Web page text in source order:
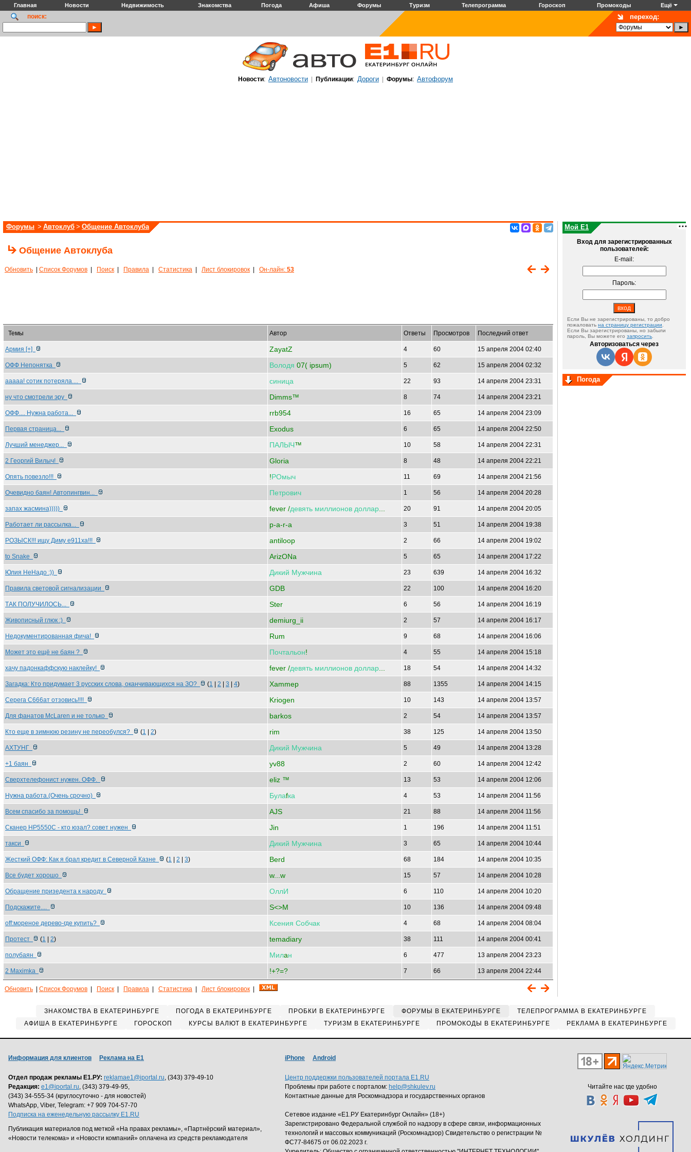
Главная Новости Недвижимость Знакомства Погода Афиша Форумы Туризм Телепрограмма Гороскоп Промокоды Ещё
поиск: переход:
Новости: Автоновости Публикации: Дороги Форумы: Автофорум
Форумы > Автоклуб > Общение Автоклуба
Общение Автоклуба
Обновить Список Форумов Поиск Правила Статистика Лист блокировок Он-лайн: 53
Темы Автор Ответы Просмотров Последний ответ
Армия [+] ZayatZ 4 60 15 апреля 2004 02:40
ОФФ Непонятка Володя 07( ipsum) 5 62 15 апреля 2004 02:32
ааааа! сотик потеряла.... синица 22 93 14 апреля 2004 23:31
ну что смотрели эру Dimms™ 8 74 14 апреля 2004 23:21
ОФФ.... Нужна работа... rrb954 16 65 14 апреля 2004 23:09
Первая страница... Exodus 6 65 14 апреля 2004 22:50
Лучший менеджер... ПАЛЫЧ™ 10 58 14 апреля 2004 22:31
2 Георгий Вилыч! Gloria 8 48 14 апреля 2004 22:21
Опять повезло!!! !РОмыч 11 69 14 апреля 2004 21:56
Очевидно баян! Автопингвин... Петрович 1 56 14 апреля 2004 20:28
запах жасмина))))) fever /девять миллионов доллар 20 91 14 апреля 2004 20:05
Работает ли рассылка... p-a-r-a 3 51 14 апреля 2004 19:38
РОЗЫСК!!! ищу Диму е911ха!!! antiloop 2 66 14 апреля 2004 19:02
to Snake ArizONa 5 65 14 апреля 2004 17:22
Юлия НеНадо :)) Дикий Мужчина 23 639 14 апреля 2004 16:32
Правила световой сигнализации GDB 22 100 14 апреля 2004 16:20
ТАК ПОЛУЧИЛОСЬ... Ster 6 56 14 апреля 2004 16:19
Живописный глюк :) demiurg_ii 2 57 14 апреля 2004 16:17
Недокументированная фича! Rum 9 68 14 апреля 2004 16:06
Может это ещё не баян ? Почтальон! 4 55 14 апреля 2004 15:18
хачу падонкаффскую наклейку! fever /девять миллионов доллар 18 54 14 апреля 2004 14:32
Загадка: Кто придумает 3 русских слова, оканчивающихся на ЗО? (1 2 3 4) Xammep 88 1355 14 апреля 2004 14:15
Серега С666ат отзовись!!!! Kriogen 10 143 14 апреля 2004 13:57
Для фанатов McLaren и не только barkos 2 54 14 апреля 2004 13:57
Кто еще в зимнюю резину не переобулся? (1 2) rim 38 125 14 апреля 2004 13:50
АХТУНГ Дикий Мужчина 5 49 14 апреля 2004 13:28
+1 баян yv88 2 60 14 апреля 2004 12:42
Сверхтелефонист нужен. ОФФ. eliz ™ 13 53 14 апреля 2004 12:06
Нужна работа.(Очень срочно) Булаfка 4 53 14 апреля 2004 11:56
Всем спасибо за помощь! AJS 21 88 14 апреля 2004 11:56
Сканер HP5550C - кто юзал? совет нужен Jin 1 196 14 апреля 2004 11:51
такси Дикий Мужчина 3 65 14 апреля 2004 10:44
Жесткий ОФФ: Как я брал кредит в Северной Казне (1 2 3) Berd 68 184 14 апреля 2004 10:35
Все будет хорошо w...w 15 57 14 апреля 2004 10:28
Обращение призедента к народу ОллИ 6 110 14 апреля 2004 10:20
Подскажите.... S<>M 10 136 14 апреля 2004 09:48
off:мореное дерево-где купить? Ксения Собчак 4 68 14 апреля 2004 08:04
Протест (1 2) temadiary 38 111 14 апреля 2004 00:41
полубаян Милaн 6 477 13 апреля 2004 23:23
2 Maximka !+?=? 7 66 13 апреля 2004 22:44
Обновить Список Форумов Поиск Правила Статистика Лист блокировок
Мой E1
Вход для зарегистрированных
пользователей:
E-mail:
Пароль:
Если Вы не зарегистрированы, то добро
пожаловать на страницу регистрации
Если Вы зарегистрированы, но забыли
пароль, Вы можете его запросить
Авторизоваться через
Погода
ЗНАКОМСТВА В ЕКАТЕРИНБУРГЕ ПОГОДА В ЕКАТЕРИНБУРГЕ ПРОБКИ В ЕКАТЕРИНБУРГЕ ФОРУМЫ В ЕКАТЕРИНБУРГЕ
ТЕЛЕПРОГРАММА В ЕКАТЕРИНБУРГЕ
АФИША В ЕКАТЕРИНБУРГЕ
ГОРОСКОП КУРСЫ ВАЛЮТ В ЕКАТЕРИНБУРГЕ ТУРИЗМ В ЕКАТЕРИНБУРГЕ ПРОМОКОДЫ В ЕКАТЕРИНБУРГЕ РЕКЛАМА В ЕКАТЕРИНБУРГЕ
Читайте нас где удобно
Информация для клиентов Реклама на Е1
Отдел продаж рекламы Е1.РУ: reklamae1@iportal.ru, (343) 379-49-10
Редакция: e1@iportal.ru, (343) 379-49-95,
(343) 34-555-34 (круглосуточно - для новостей)
WhatsApp, Viber, Telegram: +7 909 704-57-70
Подписка на еженедельную рассылку E1.RU
Публикация материалов под меткой «На правах рекламы», «Партнёрский материал»,
«Новости телекома» и «Новости компаний» оплачена из средств рекламодателя
iPhone Android
Центр поддержки пользователей портала E1.RU
Проблемы при работе с порталом: help@shkulev.ru
Контактные данные для Роскомнадзора и государственных органов
Сетевое издание «Е1.РУ Екатеринбург Онлайн» (18+)
Зарегистрировано Федеральной службой по надзору в сфере связи, информационных
технологий и массовых коммуникаций (Роскомнадзор) Свидетельство о регистрации №
ФС77-84675 от 06.02.2023 г.